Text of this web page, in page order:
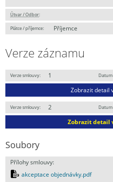
Útvar / Odbor:
Plátce / příjemce: Příjemce
Verze záznamu
Verze smlouvy: 1
Zobrazit detail
Verze smlouvy: 2
Zobrazit detail
Soubory
Přílohy smlouvy:
akceptace objednávky.pdf